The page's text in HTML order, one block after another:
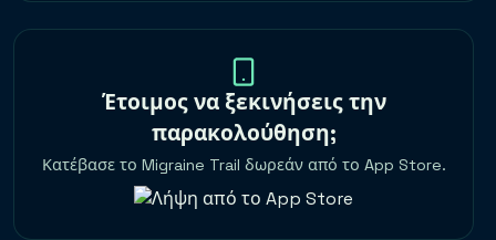
Έτοιμος να ξεκινήσεις την
παρακολούθηση;
Κατέβασε το Migraine Trail δωρεάν από το App Store.